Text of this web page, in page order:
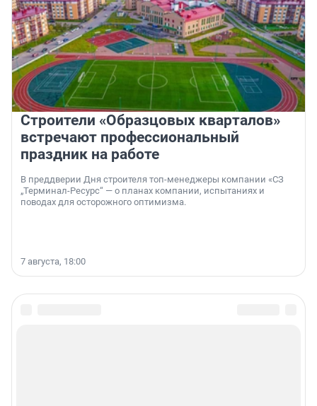
Строители «Образцовых кварталов»
встречают профессиональный
праздник на работе
В преддверии Дня строителя топ-менеджеры компании «СЗ
„Терминал-Ресурс“ — о планах компании, испытаниях и
поводах для осторожного оптимизма.
7 августа, 18:00